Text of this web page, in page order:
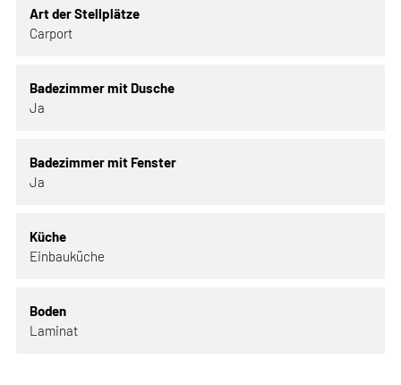
Art der Stellplätze
Carport
Badezimmer mit Dusche
Ja
Badezimmer mit Fenster
Ja
Küche
Einbauküche
Boden
Laminat